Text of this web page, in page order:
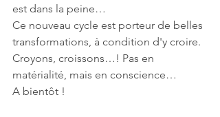
est dans la peine…
Ce nouveau cycle est porteur de belles
transformations, à condition d'y croire.
Croyons, croissons…! Pas en
matérialité, mais en conscience…
A bientôt !